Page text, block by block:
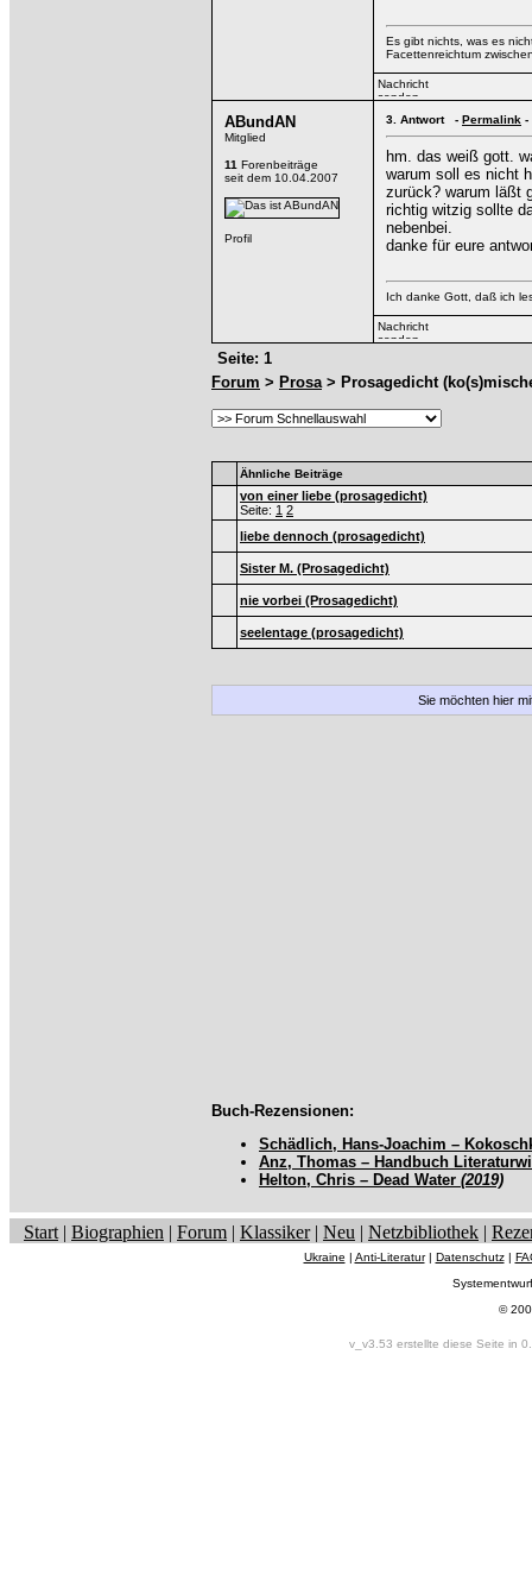
Es gibt nichts, was es
Facettenreichtum
ABundAN
Mitglied
11 Forenbeiträge
seit dem 10.04.2007
3. Antwort - Permalink -
hm. das weiß gott.
warum soll es nicht
zurück? warum läßt
richtig witzig sollte
nebenbei.
danke für eure
Ich danke Gott, daß ich
Seite: 1
Forum > Prosa> Prosagedicht
Ähnliche Beiträge
von einer liebe (prosagedicht)
Seite: 1 2
liebe dennoch (prosagedicht)
Sister M. (Prosagedicht)
nie vorbei (Prosagedicht)
seelentage (prosagedicht)
Sie möchten hier
Buch-Rezensionen:
Schädlich, Hans-Joachim –
Anz, Thomas – Handbuch
Helton, Chris – Dead Water (2019)
Start | Biographien | Forum | Klassiker| Neu | Netzbibliothek |
Ukraine | Anti-Literatur| Datenschutz|
©
v_v3.53 erstellte diese Seite in